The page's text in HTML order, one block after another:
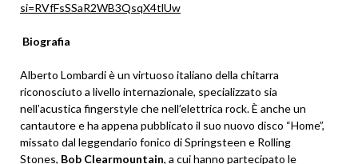
si=RVfFsSSaR2WB3QsqX4tlUw
Biografia
Alberto Lombardi è un virtuoso italiano della chitarra
riconosciuto a livello internazionale, specializzato sia
nell’acustica fingerstyle che nell’elettrica rock. È anche un
cantautore e ha appena pubblicato il suo nuovo disco “Home”,
missato dal leggendario fonico di Springsteen e Rolling
Stones, Bob Clearmountain, a cui hanno partecipato le